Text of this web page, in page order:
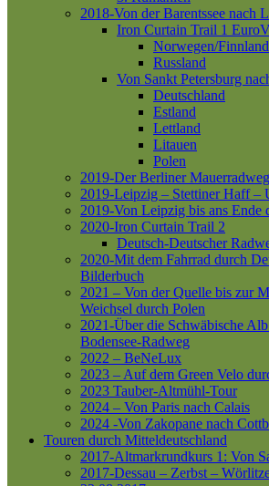
2018-Von der Barentssee nach
Iron Curtain Trail 1
Norwegen/Finnland
Russland
Von Sankt Petersburg
Deutschland
Estland
Lettland
Litauen
Polen
2019-Der Berliner Mauerradweg
2019-Leipzig – Stettiner Haff –
2019-Von Leipzig bis ans Ende
2020-Iron Curtain Trail 2
Deutsch-Deutscher
2020-Mit dem Fahrrad durch
Bilderbuch
2021 – Von der Quelle bis zur
Weichsel durch Polen
2021-Über die Schwäbische
Bodensee-Radweg
2022 – BeNeLux
2023 – Auf dem Green Velo
2023 Tauber-Altmühl-Tour
2024 – Von Paris nach Calais
2024 -Von Zakopane nach
Touren durch Mitteldeutschland
2017-Altmarkrundkurs 1: Von
2017-Dessau – Zerbst –